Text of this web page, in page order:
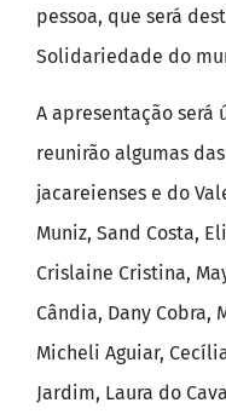
pessoa, que será
Solidariedade do
A apresentação será
reunirão algumas
jacareienses e do
Muniz, Sand Costa,
Crislaine Cristina,
Cândia, Dany Cobra,
Micheli Aguiar,
Jardim, Laura do